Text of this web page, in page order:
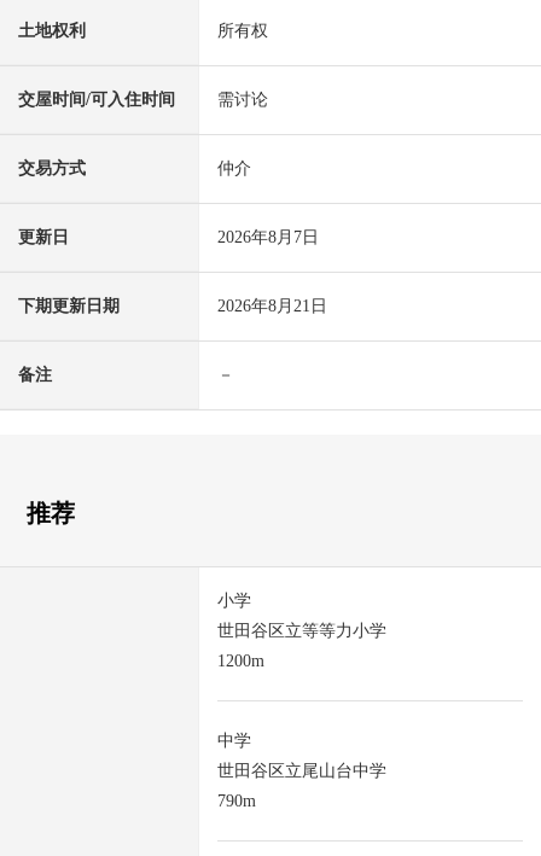
土地权利 所有权
交屋时间/可入住时间 需讨论
交易方式 仲介
更新日 2026年8月7日
下期更新日期 2026年8月21日
备注 －
推荐
小学
世田谷区立等等力小学
1200m
中学
世田谷区立尾山台中学
790m